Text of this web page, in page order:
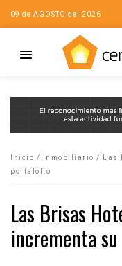
09 de AGOSTO del 2026
Inicio / Inmobiliario /
portafolio
Las Brisas
incrementa